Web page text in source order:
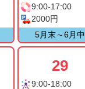
9:00-17:00
2000円
5月末～6月中
29
9:00-18:00